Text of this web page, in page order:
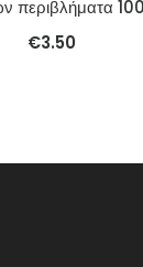
περιβλήματα
€3.50